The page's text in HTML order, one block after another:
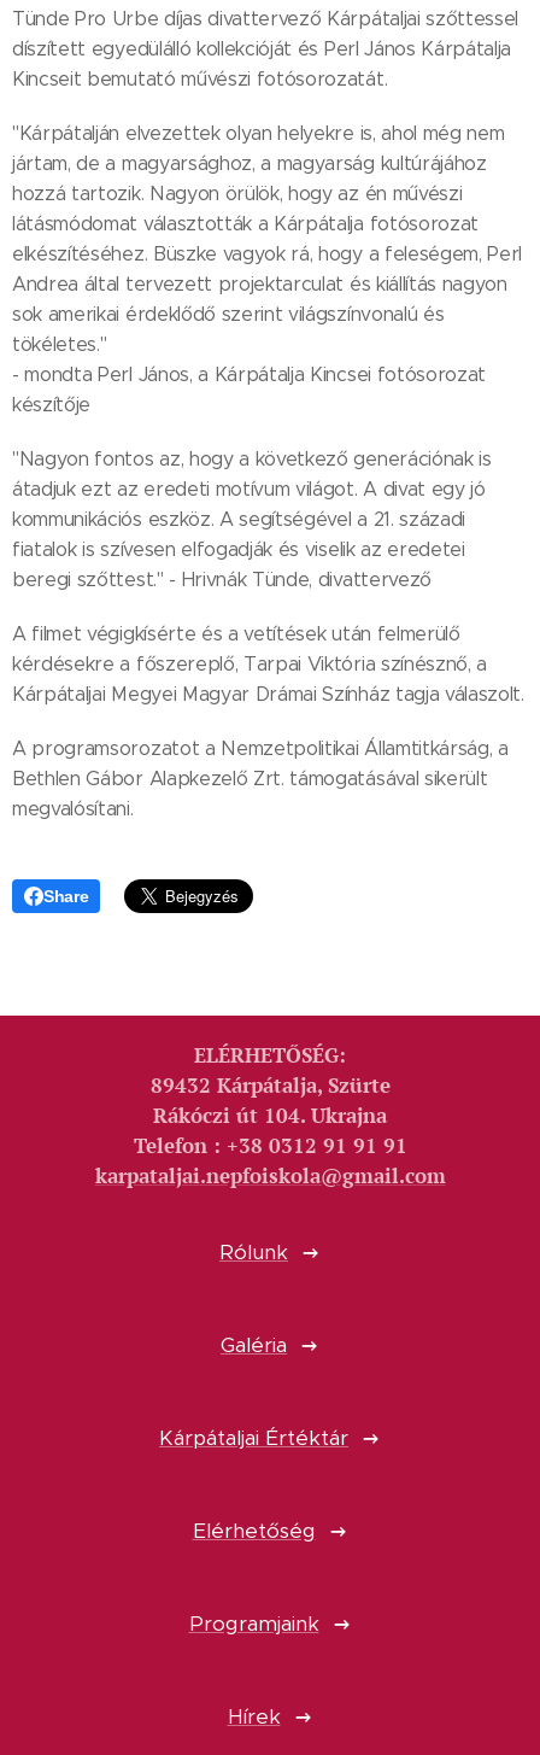
Tünde Pro Urbe díjas divattervező Kárpátaljai szőttessel
díszített egyedülálló kollekcióját és Perl János Kárpátalja
Kincseit bemutató művészi fotósorozatát.
"Kárpátalján elvezettek olyan helyekre is, ahol még nem
jártam, de a magyarsághoz, a magyarság kultúrájához
hozzá tartozik. Nagyon örülök, hogy az én művészi
látásmódomat választották a Kárpátalja fotósorozat
elkészítéséhez. Büszke vagyok rá, hogy a feleségem, Perl
Andrea által tervezett projektarculat és kiállítás nagyon
sok amerikai érdeklődő szerint világszínvonalú és
tökéletes."
- mondta Perl János, a Kárpátalja Kincsei fotósorozat
készítője
"Nagyon fontos az, hogy a következő generációnak is
átadjuk ezt az eredeti motívum világot. A divat egy jó
kommunikációs eszköz. A segítségével a 21. századi
fiatalok is szívesen elfogadják és viselik az eredetei
beregi szőttest." - Hrivnák Tünde, divattervező
A filmet végigkísérte és a vetítések után felmerülő
kérdésekre a főszereplő, Tarpai Viktória színésznő, a
Kárpátaljai Megyei Magyar Drámai Színház tagja válaszolt.
A programsorozatot a Nemzetpolitikai Államtitkárság, a
Bethlen Gábor Alapkezelő Zrt. támogatásával sikerült
megvalósítani.
Share
ELÉRHETŐSÉG:
89432 Kárpátalja, Szürte
Rákóczi út 104. Ukrajna
Telefon : +38 0312 91 91 91
karpataljai.nepfoiskola@gmail.com
Rólunk
Galéria
Kárpátaljai Értéktár
Elérhetőség
Programjaink
Hírek